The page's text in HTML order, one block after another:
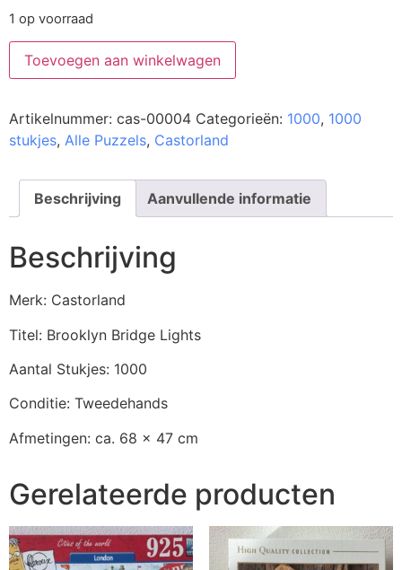
1 op voorraad
Toevoegen aan winkelwagen
Artikelnummer: cas-00004 Categorieën: 1000, 1000
stukjes, Alle Puzzels, Castorland
Beschrijving Aanvullende informatie
Beschrijving
Merk: Castorland
Titel: Brooklyn Bridge Lights
Aantal Stukjes: 1000
Conditie: Tweedehands
Afmetingen: ca. 68 x 47 cm
Gerelateerde producten